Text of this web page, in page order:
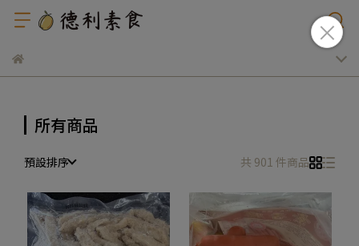
所有商品
預設排序 共 901 件商品